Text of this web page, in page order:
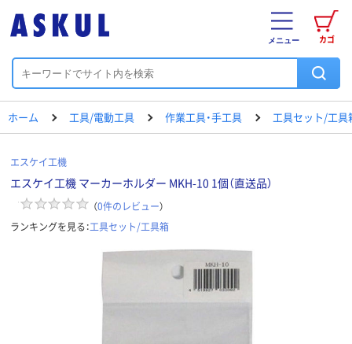
カゴ
メニュー
ホーム 工具/電動工具 作業工具・手工具 工具セット/工具
エスケイ工機
エスケイ工機 マーカーホルダー MKH-10 1個（直送品）
（0件のレビュー）
ランキングを見る：工具セット/工具箱